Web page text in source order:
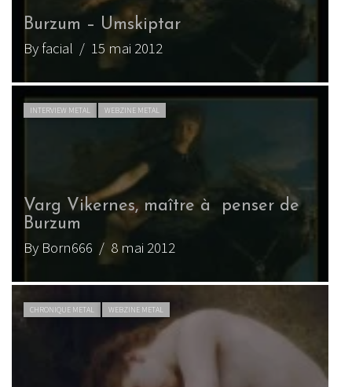
Burzum – Umskiptar
By facial / 15 mai 2012
INTERVIEW METAL WEBZINE METAL
Varg Vikernes, maître à penser de
Burzum
By Born666 / 8 mai 2012
CHRONIQUE METAL WEBZINE METAL